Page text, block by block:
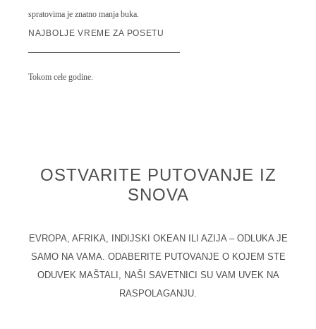
spratovima je znatno manja buka.
NAJBOLJE VREME ZA POSETU
Tokom cele godine.
OSTVARITE PUTOVANJE IZ
SNOVA
EVROPA, AFRIKA, INDIJSKI OKEAN ILI AZIJA – ODLUKA JE
SAMO NA VAMA. ODABERITE PUTOVANJE O KOJEM STE
ODUVEK MAŠTALI, NAŠI SAVETNICI SU VAM UVEK NA
RASPOLAGANJU.